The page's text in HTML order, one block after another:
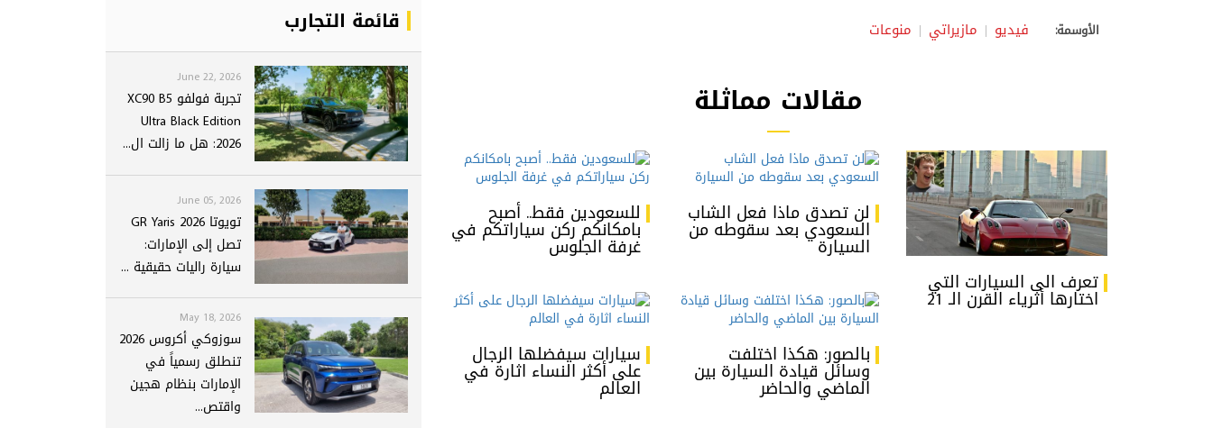
الأوسمة: فيديو مازيراتي منوعات
مقالات مماثلة
تعرف الى السيارات التي
اختارها أثرياء القرن الـ 21
لن تصدق ماذا فعل الشاب
السعودي بعد سقوطه من
السيارة
للسعودين فقط.. أصبح
بامكانكم ركن سياراتكم في
غرفة الجلوس
بالصور: هكذا اختلفت
وسائل قيادة السيارة بين
الماضي والحاضر
سيارات سيفضلها الرجال
على أكثر النساء اثارة في
العالم
قائمة التجارب
June 22, 2026
تجربة فولفو XC90 B5
Ultra Black Edition
2026: هل ما زالت ال...
June 05, 2026
تويوتا GR Yaris 2026
تصل إلى الإمارات:
سيارة راليات حقيقية ...
May 18, 2026
سوزوكي أكروس 2026
تنطلق رسمياً في
الإمارات بنظام هجين
واقتص...